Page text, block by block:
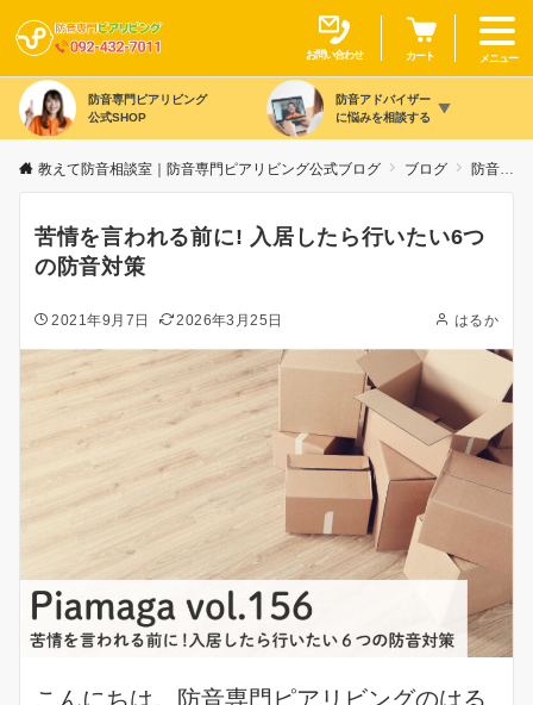
お問い合わせ カート メニュー
防音専門ピアリビング
公式SHOP
防音アドバイザー
に悩みを相談する
教えて防音相談室｜防音専門ピアリビング公式ブログ ブログ 防音の豆知識
苦情を言われる前に! 入居したら行いたい6つ
の防音対策
2021年9月7日 2026年3月25日 はるか
こんにちは。防音専門ピアリビングのはる